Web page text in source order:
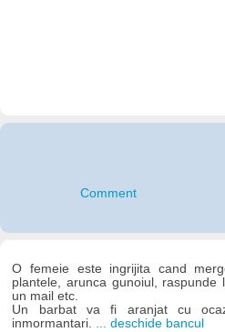
Comment
O femeie este ingrijita cand
plantele, arunca gunoiul,
un mail etc.
Un barbat va fi aranjat cu
inmormantari. ... deschide bancul